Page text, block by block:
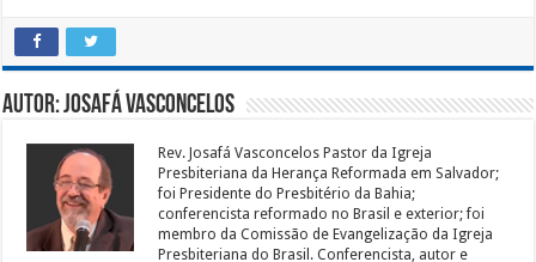
Autor: Josafá Vasconcelos
Rev. Josafá Vasconcelos Pastor da Igreja
Presbiteriana da Herança Reformada em Salvador;
foi Presidente do Presbitério da Bahia;
conferencista reformado no Brasil e exterior; foi
membro da Comissão de Evangelização da Igreja
Presbiteriana do Brasil. Conferencista, autor e